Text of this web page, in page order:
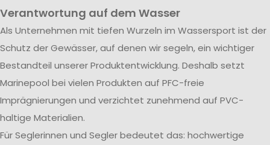
Verantwortung auf dem Wasser
Als Unternehmen mit tiefen Wurzeln im Wassersport ist der
Schutz der Gewässer, auf denen wir segeln, ein wichtiger
Bestandteil unserer Produktentwicklung. Deshalb setzt
Marinepool bei vielen Produkten auf PFC-freie
Imprägnierungen und verzichtet zunehmend auf PVC-
haltige Materialien.
Für Seglerinnen und Segler bedeutet das: hochwertige